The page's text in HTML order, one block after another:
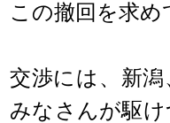
この撤回を求
交渉には、新
みなさんが駆